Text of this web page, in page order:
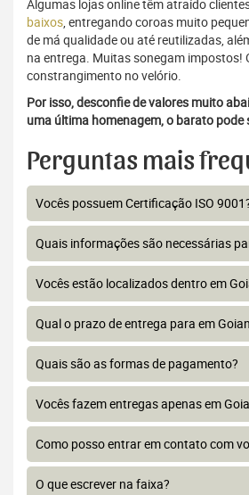
Algumas lojas online têm atraído
baixos, entregando coroas muito
de má qualidade ou até reutilizadas,
na entrega. Muitas sonegam impostos!
constrangimento no velório.
Por isso, desconfie de valores muito
uma última homenagem, o barato pode
Perguntas mais
Vocês possuem Certificação ISO
Quais informações são necessárias
Vocês estão localizados dentro em
Qual o prazo de entrega para em
Quais são as formas de pagamento?
Vocês fazem entregas apenas em
Como posso entrar em contato com
O que escrever na faixa?